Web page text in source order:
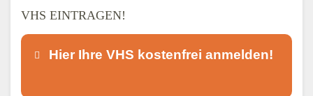
VHS EINTRAGEN!
Hier Ihre VHS kostenfrei anmelden!